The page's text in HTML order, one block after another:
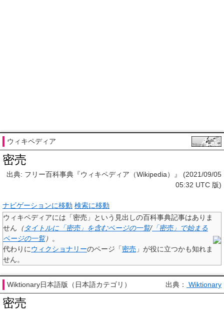
ウィキペディア
密売
出典: フリー百科事典『ウィキペディア（Wikipedia）』 (2021/09/05
05:32 UTC 版)
ナビゲーションに移動 検索に移動
ウィキペディアには「密売 」という見出しの百科事典記事はありま
せん （タイトルに「密売」を含むページの一覧/「密売」で始まる
ページの一覧） 。
代わりにウィクショナリーのページ「密売 」が役に立つかも知れま
せん。
Wiktionary日本語版（日本語カテゴリ） 出典： Wiktionary
密売